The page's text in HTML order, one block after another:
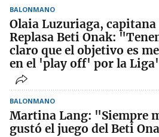
BALONMANO
Olaia Luzuriaga, capitana
Replasa Beti Onak:
claro que el objetivo es
en el 'play off' por la
BALONMANO
Martina Lang: "Siempre
gustó el juego del Beti